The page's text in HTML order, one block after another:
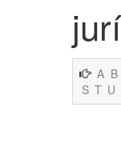
A B
S T U